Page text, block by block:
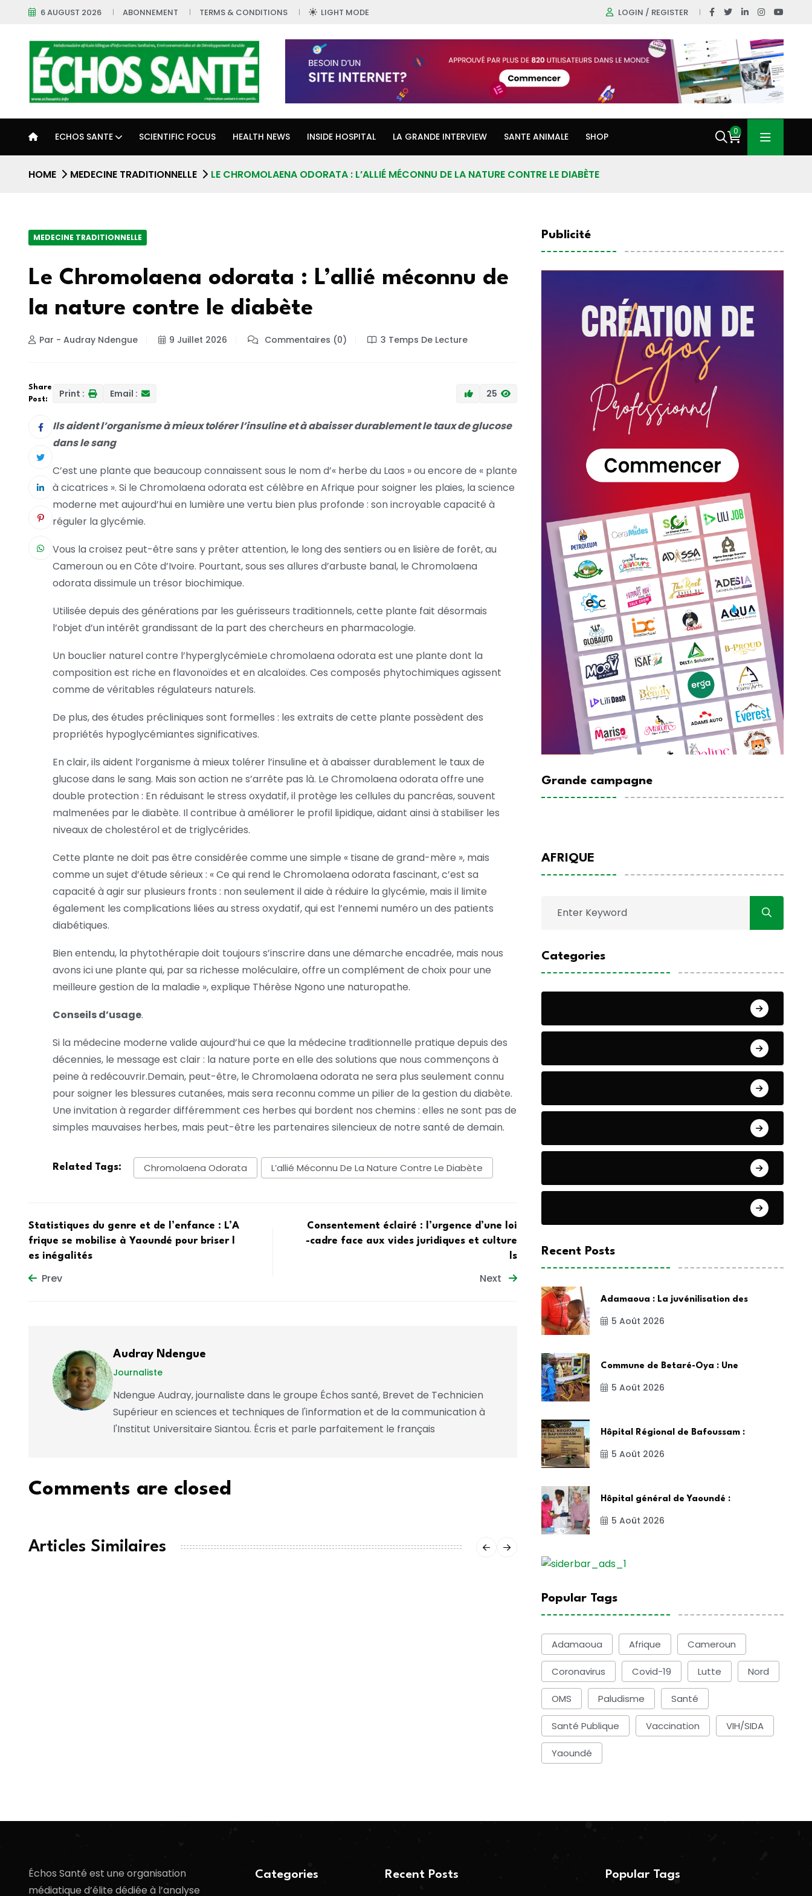
6 AUGUST 2026 ABONNEMENT TERMS & CONDITIONS LIGHT MODE LOGIN / REGISTER
ECHOS SANTE SCIENTIFIC FOCUS HEALTH NEWS INSIDE HOSPITAL LA GRANDE INTERVIEW SANTE ANIMALE SHOP 0
HOME MEDECINE TRADITIONNELLE LE CHROMOLAENA ODORATA : L’ALLIÉ MÉCONNU DE LA NATURE CONTRE LE DIABÈTE
MEDECINE TRADITIONNELLE
Le Chromolaena odorata : L’allié méconnu de
la nature contre le diabète
Par - Audray Ndengue 9 Juillet 2026 Commentaires (0) 3 Temps De Lecture
Share
Post:
Print : Email : 25
Ils aident l’organisme à mieux tolérer l’insuline et à abaisser durablement le taux de glucose
dans le sang
C’est une plante que beaucoup connaissent sous le nom d’« herbe du Laos » ou encore de « plante
à cicatrices ». Si le Chromolaena odorata est célèbre en Afrique pour soigner les plaies, la science
moderne met aujourd’hui en lumière une vertu bien plus profonde : son incroyable capacité à
réguler la glycémie.
Vous la croisez peut-être sans y prêter attention, le long des sentiers ou en lisière de forêt, au
Cameroun ou en Côte d’Ivoire. Pourtant, sous ses allures d’arbuste banal, le Chromolaena
odorata dissimule un trésor biochimique.
Utilisée depuis des générations par les guérisseurs traditionnels, cette plante fait désormais
l’objet d’un intérêt grandissant de la part des chercheurs en pharmacologie.
Un bouclier naturel contre l’hyperglycémieLe chromolaena odorata est une plante dont la
composition est riche en flavonoïdes et en alcaloïdes. Ces composés phytochimiques agissent
comme de véritables régulateurs naturels.
De plus, des études précliniques sont formelles : les extraits de cette plante possèdent des
propriétés hypoglycémiantes significatives.
En clair, ils aident l’organisme à mieux tolérer l’insuline et à abaisser durablement le taux de
glucose dans le sang. Mais son action ne s’arrête pas là. Le Chromolaena odorata offre une
double protection : En réduisant le stress oxydatif, il protège les cellules du pancréas, souvent
malmenées par le diabète. Il contribue à améliorer le profil lipidique, aidant ainsi à stabiliser les
niveaux de cholestérol et de triglycérides.
Cette plante ne doit pas être considérée comme une simple « tisane de grand-mère », mais
comme un sujet d’étude sérieux : « Ce qui rend le Chromolaena odorata fascinant, c’est sa
capacité à agir sur plusieurs fronts : non seulement il aide à réduire la glycémie, mais il limite
également les complications liées au stress oxydatif, qui est l’ennemi numéro un des patients
diabétiques.
Bien entendu, la phytothérapie doit toujours s’inscrire dans une démarche encadrée, mais nous
avons ici une plante qui, par sa richesse moléculaire, offre un complément de choix pour une
meilleure gestion de la maladie », explique Thérèse Ngono une naturopathe.
Conseils d’usage.
Si la médecine moderne valide aujourd’hui ce que la médecine traditionnelle pratique depuis des
décennies, le message est clair : la nature porte en elle des solutions que nous commençons à
peine à redécouvrir.Demain, peut-être, le Chromolaena odorata ne sera plus seulement connu
pour soigner les blessures cutanées, mais sera reconnu comme un pilier de la gestion du diabète.
Une invitation à regarder différemment ces herbes qui bordent nos chemins : elles ne sont pas de
simples mauvaises herbes, mais peut-être les partenaires silencieux de notre santé de demain.
Related Tags: Chromolaena Odorata L’allié Méconnu De La Nature Contre Le Diabète
Statistiques du genre et de l’enfance : L’A
frique se mobilise à Yaoundé pour briser l
es inégalités
Prev
Consentement éclairé : l’urgence d’une loi
-cadre face aux vides juridiques et culture
ls
Next
Audray Ndengue
Journaliste
Ndengue Audray, journaliste dans le groupe Échos santé, Brevet de Technicien
Supérieur en sciences et techniques de l'information et de la communication à
l'Institut Universitaire Siantou. Écris et parle parfaitement le français
Comments are closed
Articles Similaires
Publicité
Grande campagne
AFRIQUE
Categories
Recent Posts
Adamaoua : La juvénilisation des
5 Août 2026
Commune de Betaré-Oya : Une
5 Août 2026
Hôpital Régional de Bafoussam :
5 Août 2026
Hôpital général de Yaoundé :
5 Août 2026
Popular Tags
Adamaoua Afrique Cameroun
Coronavirus Covid-19 Lutte Nord
OMS Paludisme Santé
Santé Publique Vaccination VIH/SIDA
Yaoundé
Échos Santé est une organisation
médiatique d’élite dédiée à l’analyse
Categories Recent Posts Popular Tags